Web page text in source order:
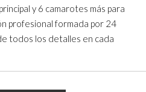
y 6 camarotes más para
profesional formada por 24
todos los detalles en cada